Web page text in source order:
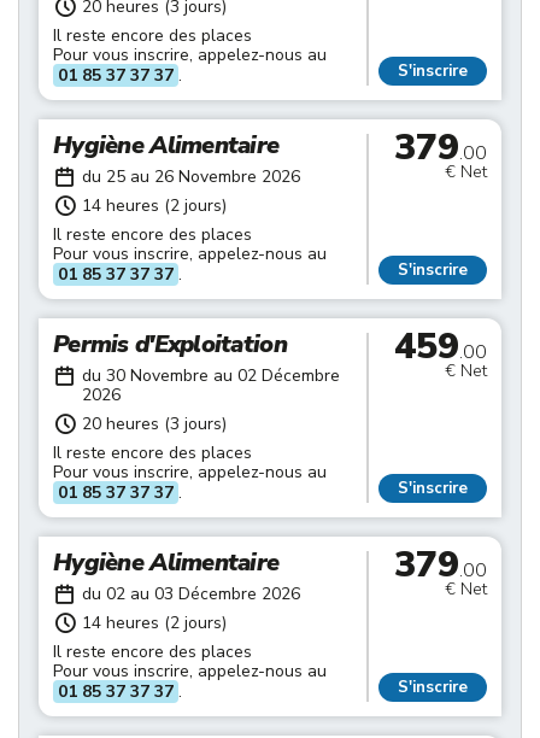
20 heures (3 jours)
Il reste encore des places
Pour vous inscrire, appelez-nous au
01 85 37 37 37 . S'inscrire
Hygiène Alimentaire
du 25 au 26 Novembre 2026
14 heures (2 jours)
Il reste encore des places
Pour vous inscrire, appelez-nous au
01 85 37 37 37 .
379.00
€ Net
S'inscrire
Permis d'Exploitation
du 30 Novembre au 02 Décembre
2026
20 heures (3 jours)
Il reste encore des places
Pour vous inscrire, appelez-nous au
01 85 37 37 37 .
459.00
€ Net
S'inscrire
Hygiène Alimentaire
du 02 au 03 Décembre 2026
14 heures (2 jours)
Il reste encore des places
Pour vous inscrire, appelez-nous au
01 85 37 37 37 .
379.00
€ Net
S'inscrire